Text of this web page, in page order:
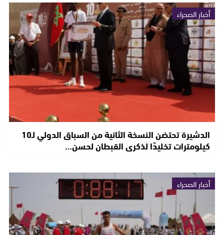
أخبار الصحراء
الدشيرة تحتضن النسخة الثانية من السباق الدولي لـ10
كيلومترات تخليدًا لذكرى القبطان لحسن…
أخبار الصحراء